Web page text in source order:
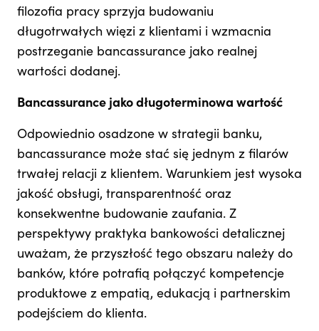
filozofia pracy sprzyja budowaniu
długotrwałych więzi z klientami i wzmacnia
postrzeganie bancassurance jako realnej
wartości dodanej.
Bancassurance jako długoterminowa wartość
Odpowiednio osadzone w strategii banku,
bancassurance może stać się jednym z filarów
trwałej relacji z klientem. Warunkiem jest wysoka
jakość obsługi, transparentność oraz
konsekwentne budowanie zaufania. Z
perspektywy praktyka bankowości detalicznej
uważam, że przyszłość tego obszaru należy do
banków, które potrafią połączyć kompetencje
produktowe z empatią, edukacją i partnerskim
podejściem do klienta.